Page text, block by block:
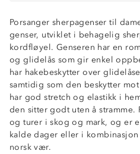
Porsanger sherpagenser til
genser, utviklet i behagelig
kordfløyel. Genseren har en
og glidelås som gir enkel
har hakebeskytter over
samtidig som den beskytter
har god stretch og elastikk i
den sitter godt uten å
og turer i skog og mark, og er
kalde dager eller i
norsk vær.
Isolerende sherpafleece
Myk og behagelig
2-veisstretch
Høy hals med glidelås
Hakebeskytter på glidelås
Frontlomme med glidelås